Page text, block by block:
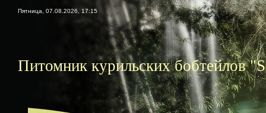
Пятница, 07.08.2026, 17:15
Питомник курильских бобтейлов